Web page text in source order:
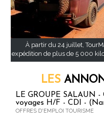
À partir du 24 juillet,
expédition de plus de 5 000
LES
LE GROUPE SALAUN -
voyages H/F - CDI -
OFFRES D'EMPLOI TOURISME